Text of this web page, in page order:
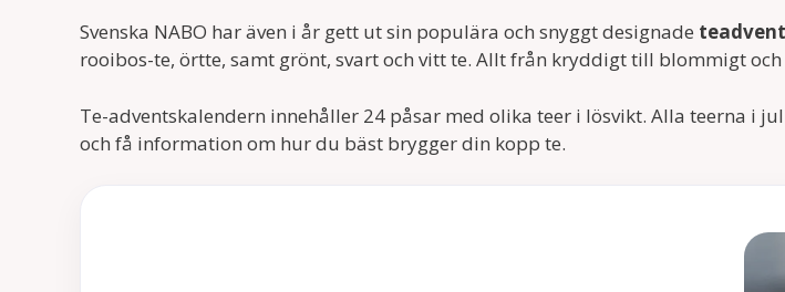
Svenska NABO har även i år gett ut sin populära och snyggt designade
rooibos-te, örtte, samt grönt, svart och vitt te. Allt från kryddigt till blommigt
Te-adventskalendern innehåller 24 påsar med olika teer i lösvikt. Alla teerna i
och få information om hur du bäst brygger din kopp te.